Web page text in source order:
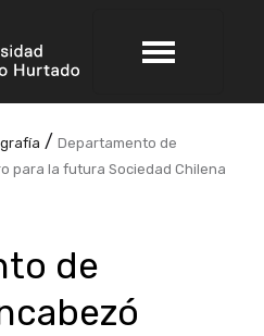
/Departamento de
para la futura Sociedad Chilena
de